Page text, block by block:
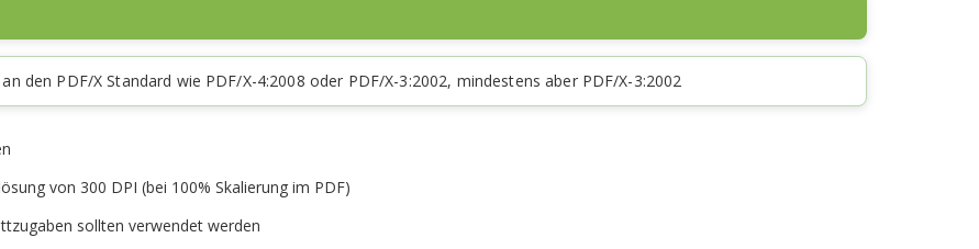
den PDF/X Standard wie PDF/X-4:2008 oder PDF/X-3:2002, mindestens aber PDF/X-3:2002
von 300 DPI (bei 100% Skalierung im PDF)
sollten verwendet werden